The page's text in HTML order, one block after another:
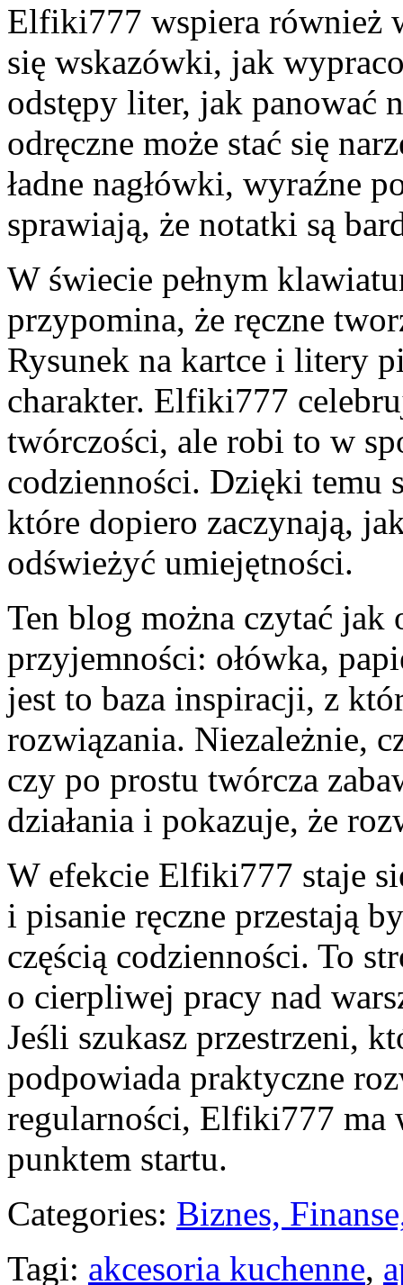
Elfiki777 wspiera również
się wskazówki, jak
odstępy liter, jak panować
odręczne może stać się
ładne nagłówki, wyraźne
sprawiają, że notatki są
W świecie pełnym
przypomina, że ręczne
Rysunek na kartce i litery
charakter. Elfiki777
twórczości, ale robi to w
codzienności. Dzięki temu
które dopiero zaczynają,
odświeżyć umiejętności.
Ten blog można czytać
przyjemności: ołówka,
jest to baza inspiracji, z
rozwiązania. Niezależnie,
czy po prostu twórcza
działania i pokazuje, że
W efekcie Elfiki777 staje
i pisanie ręczne przestają
częścią codzienności. To
o cierpliwej pracy nad
Jeśli szukasz przestrzeni,
podpowiada praktyczne
regularności, Elfiki777 ma
punktem startu.
Categories: Biznes,
Tagi: akcesoria kuchenne,